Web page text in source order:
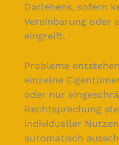
Darlehens, sofern
Vereinbarung oder
eingreift.
Probleme
einzelne
oder nur
Rechtsprechung
individueller
automatisch